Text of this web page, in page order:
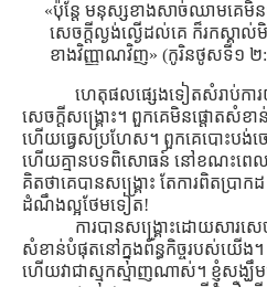
«ប៉ុន្តែ មនុស្សខាងសាច់ឈាមគេមិន
សេចក្តីល្ងង់ល្ងើដល់គេ ក៏រកស្គា
ខាងវិញ្ញាណវិញ» (កូរិនថូសទី១ ២
ហេតុផលផ្សេងទៀតសំរាប់កា
សេចក្ដីសង្រ្គោះ។ ពួកគេមិនផ្តោតសំខ
ហើយធ្វេសប្រហែស។ ពួកគេបោះបង់ចោ
ហើយគ្មានបទពិសោធន៍ នៅខណះពេលនោ
គិតថាគេបានសង្រ្គោះ តែការពិតប្រា
ដំណឹងល្អថែមទៀត!
ការបានសង្រ្គោះដោយសារស
សំខាន់បំផុតនៅក្នុងព័ន្ធកិច្ចរបស់យើង
ហើយវាជាស្មុកស្មាញណាស់។ ខ្ញុំសង្ឃឹមថ